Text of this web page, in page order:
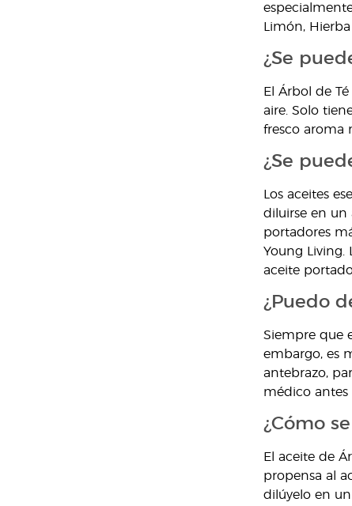
Limón,
¿Se
El Árbol de
aire. Solo
fresco aroma
¿Se
Los aceites
diluirse en un
portadores
Young Living.
aceite
¿Puedo
Siempre que
embargo, es
antebrazo,
médico antes
¿Cómo
El aceite de
propensa al
dilúyelo en